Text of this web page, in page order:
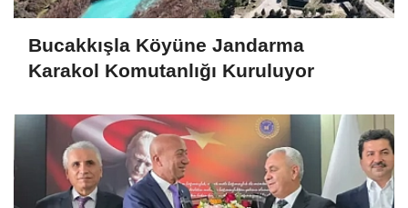
Bucakkışla Köyüne Jandarma
Karakol Komutanlığı Kuruluyor